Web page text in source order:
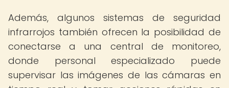
Además, algunos sistemas de seguridad
infrarrojos también ofrecen la posibilidad de
conectarse a una central de monitoreo,
donde personal especializado puede
supervisar las imágenes de las cámaras en